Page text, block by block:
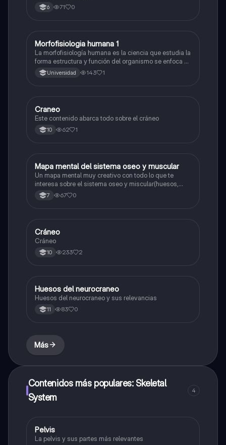
6 71 0
Biologia
Morfofisiologia humana 1
La morfofisiología humana es la ciencia que estudia la
forma estructura y función del organismo se enfoca en
las diferentes partes del cuerpo humano como los
huesos músculos y órganos y cómo se relacionan
Universidad 143 1
Biologia
Craneo
Este contenido abarca todo sobre el cráneo
10 62 1
Biologia
Mapa mental del sistema oseo y muscular
Un mapa mental muy creativo con todo lo que te
interesa sobre el sistema oseo y miscular(huesos,
articulaciones, tendones, ligamentos, etc...)
7 67 0
Biologia
Cráneo
Cráneo
10 233 2
Química
Huesos del neurocraneo
Huesos del neurocraneo y sus relevancias
11 83 0
Más
Contenidos más populares: Skeletal
System
4
Biologia
Pelvis
La pelvis y sus partes más relevantes